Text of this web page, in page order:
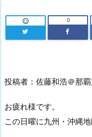
 0
投稿者：佐藤和浩＠那
お疲れ様です。
この日曜に九州・沖縄